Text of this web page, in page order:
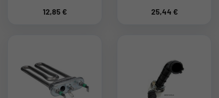
12,85 €
25,44 €